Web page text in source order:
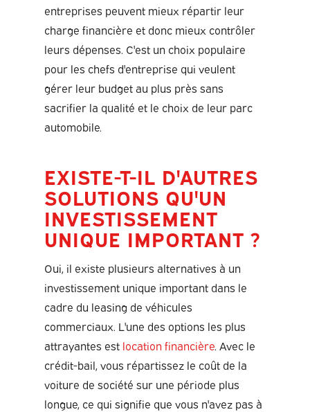
entreprises peuvent mieux répartir leur
charge financière et donc mieux contrôler
leurs dépenses. C'est un choix populaire
pour les chefs d'entreprise qui veulent
gérer leur budget au plus près sans
sacrifier la qualité et le choix de leur parc
automobile.
EXISTE-T-IL D'AUTRES
SOLUTIONS QU'UN
INVESTISSEMENT
UNIQUE IMPORTANT ?
Oui, il existe plusieurs alternatives à un
investissement unique important dans le
cadre du leasing de véhicules
commerciaux. L'une des options les plus
attrayantes est location financière. Avec le
crédit-bail, vous répartissez le coût de la
voiture de société sur une période plus
longue, ce qui signifie que vous n'avez pas à